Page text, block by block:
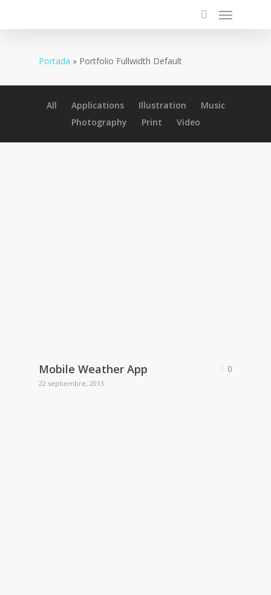
Portada » Portfolio Fullwidth Default
All Applications Illustration
Music
Photography
Print Video
Mobile Weather App
22 septiembre, 2013
0